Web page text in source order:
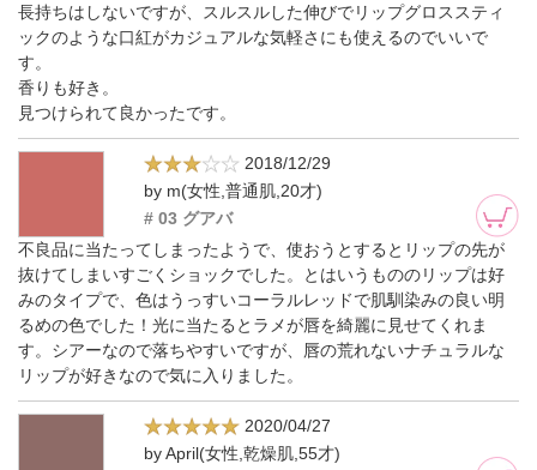
長持ちはしないですが、スルスルした伸びでリップグロススティ
ックのような口紅がカジュアルな気軽さにも使えるのでいいで
す。
香りも好き。
見つけられて良かったです。
2018/12/29
by m(女性,普通肌,20才)
# 03 グアバ
不良品に当たってしまったようで、使おうとするとリップの先が
抜けてしまいすごくショックでした。とはいうもののリップは好
みのタイプで、色はうっすいコーラルレッドで肌馴染みの良い明
るめの色でした！光に当たるとラメが唇を綺麗に見せてくれま
す。シアーなので落ちやすいですが、唇の荒れないナチュラルな
リップが好きなので気に入りました。
2020/04/27
by April(女性,乾燥肌,55才)